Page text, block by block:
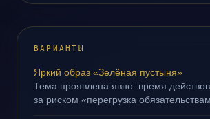
ВАРИАНТЫ
Яркий образ «Зелёная пустыня»
Тема проявлена явно: время
за риском «перегрузка